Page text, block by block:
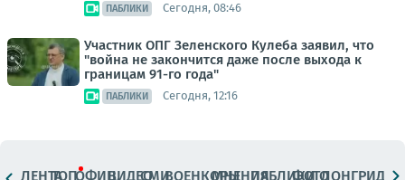
ПАБЛИКИ Сегодня, 08:46
Участник ОПГ Зеленского Кулеба заявил, что
"война не закончится даже после выхода к
границам 91-го года"
ПАБЛИКИ Сегодня, 12:16
ЛЕНТАТОПОФИЦ.ВИДЕОСМИВОЕНКОРЫМНЕНИЯПАБЛИКИ
ФОТОЛОНГРИДЫ